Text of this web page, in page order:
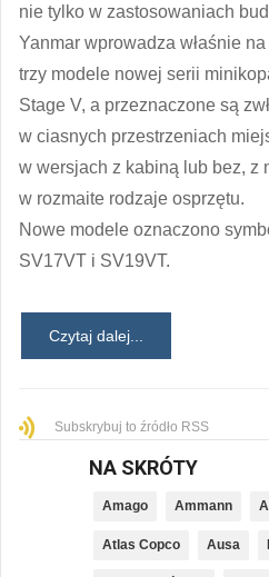
nie tylko w zastosowaniach
Yanmar wprowadza właśnie
trzy modele nowej serii
Stage V, a przeznaczone są
w ciasnych przestrzeniach
w wersjach z kabiną lub bez, z
w rozmaite rodzaje osprzętu.
Nowe modele oznaczono
SV17VT i SV19VT.
Czytaj dalej...
Subskrybuj to źródło RSS
NA SKRÓTY
Amago Ammann
Atlas Copco Ausa